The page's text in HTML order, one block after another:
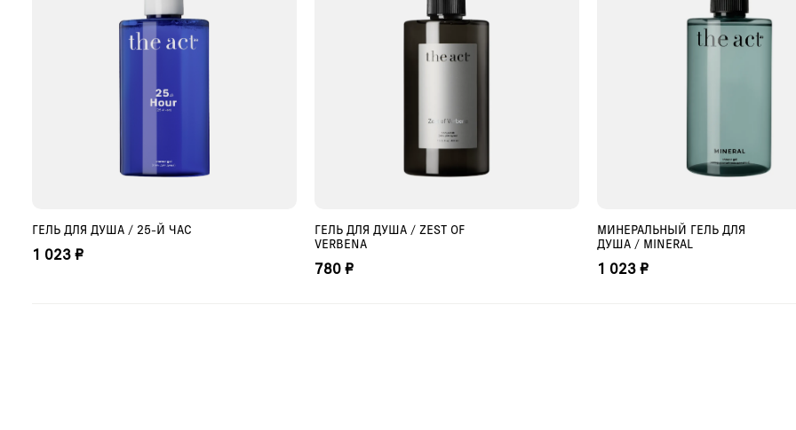
ДОБАВИТЬ В КОРЗИНУ
ГЕЛЬ ДЛЯ ДУША / 25-Й ЧАС
1 023 ₽
ДОБАВИТЬ В КОРЗИНУ
ГЕЛЬ ДЛЯ ДУША / ZEST OF
VERBENA
780 ₽
ДОБАВИТЬ В КОРЗИНУ
МИНЕРАЛЬНЫЙ ГЕЛЬ ДЛЯ
ДУША / MINERAL
1 023 ₽